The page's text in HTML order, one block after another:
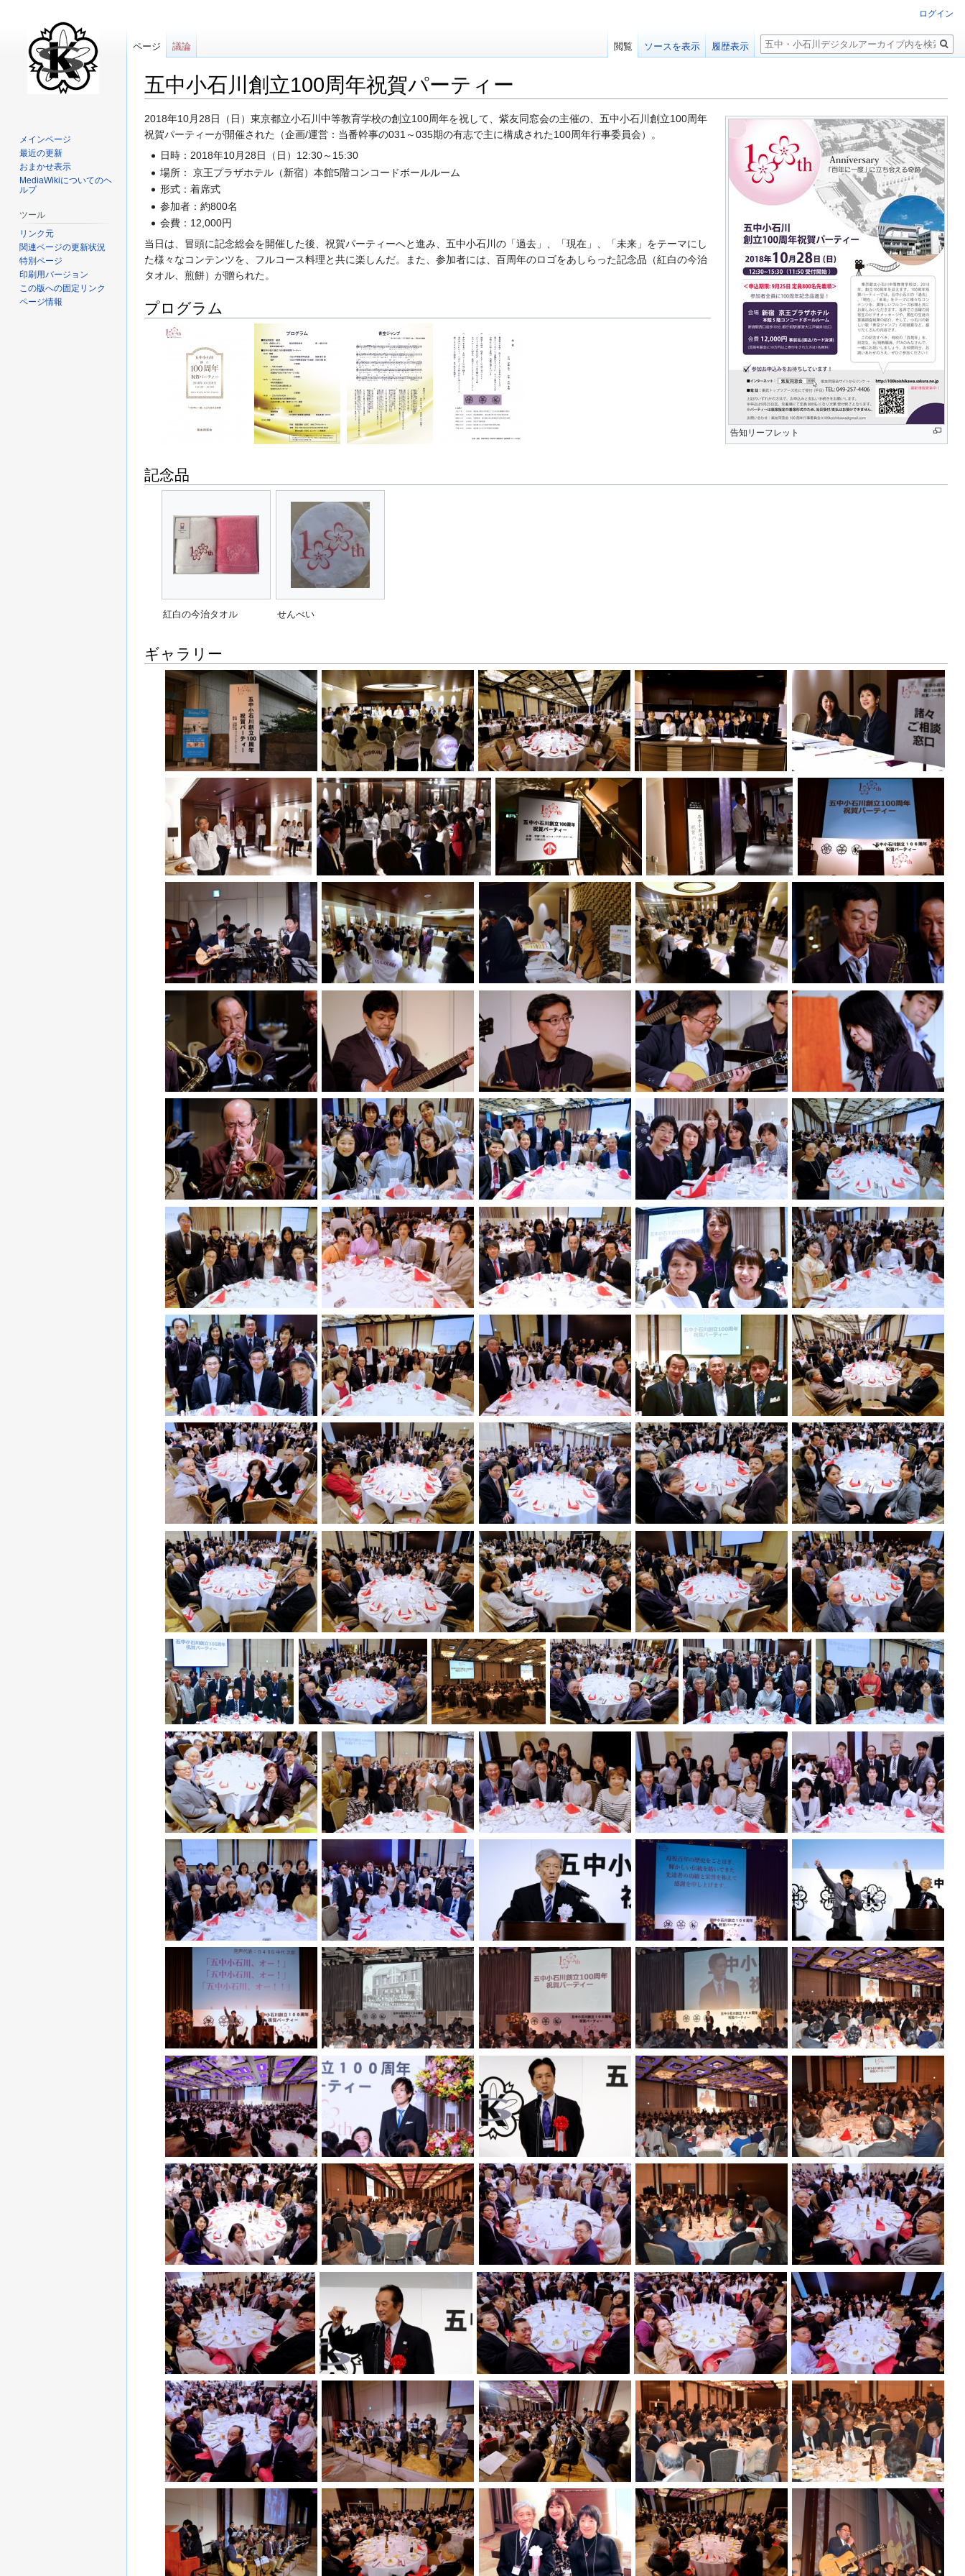
五中小石川創立100周年祝賀パーティー
ナ
ビ
ン
に
移
動
検
索
告知リーフレット
2018年10月28日（日）東京都立小石川中等教育学校の創立100周年を祝して、紫友同窓会の主催の、五中小石川創立100周年
祝賀パーティーが開催された（企画/運営：当番幹事の031～035期の有志で主に構成された100周年行事委員会）。
日時：2018年10月28日（日）12:30～15:30
場所： 京王プラザホテル（新宿）本館5階コンコードボールルーム
形式：着席式
参加者：約800名
会費：12,000円
当日は、冒頭に記念総会を開催した後、祝賀パーティーへと進み、五中小石川の「過去」、「現在」、「未来」をテーマにし
た様々なコンテンツを、フルコース料理と共に楽しんだ。また、参加者には、百周年のロゴをあしらった記念品（紅白の今治
タオル、煎餅）が贈られた。
プログラム
記念品
紅白の今治タオル せんべい
ギャラリー
ログイン
ページ 議論 閲覧 ソースを表示 履歴表示
検
索
メインページ
最近の更新
おまかせ表示
MediaWikiについてのヘ
ルプ
ツール
リンク元
関連ページの更新状況
特別ページ
印刷用バージョン
この版への固定リンク
ページ情報